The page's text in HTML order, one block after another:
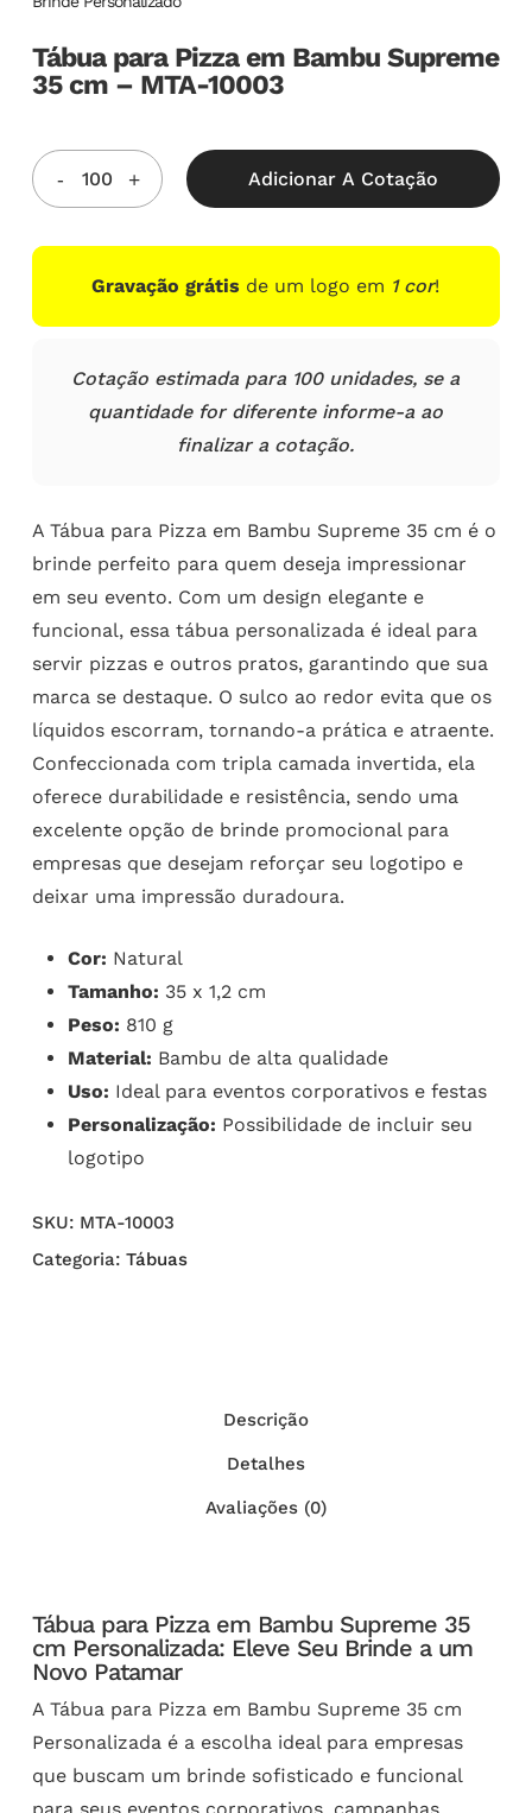
Tábua para Pizza em Bambu Supreme
35 cm – MTA-10003
Adicionar A Cotação
Gravação grátis de um logo em 1 cor!
Cotação estimada para 100 unidades, se a
quantidade for diferente informe-a ao
finalizar a cotação.
A Tábua para Pizza em Bambu Supreme 35 cm é o
brinde perfeito para quem deseja impressionar
em seu evento. Com um design elegante e
funcional, essa tábua personalizada é ideal para
servir pizzas e outros pratos, garantindo que sua
marca se destaque. O sulco ao redor evita que os
líquidos escorram, tornando-a prática e atraente.
Confeccionada com tripla camada invertida, ela
oferece durabilidade e resistência, sendo uma
excelente opção de brinde promocional para
empresas que desejam reforçar seu logotipo e
deixar uma impressão duradoura.
Cor: Natural
Tamanho: 35 x 1,2 cm
Peso: 810 g
Material: Bambu de alta qualidade
Uso: Ideal para eventos corporativos e festas
Personalização: Possibilidade de incluir seu
logotipo
SKU: MTA-10003
Categoria: Tábuas
Descrição
Detalhes
Avaliações (0)
Tábua para Pizza em Bambu Supreme 35
cm Personalizada: Eleve Seu Brinde a um
Novo Patamar
A Tábua para Pizza em Bambu Supreme 35 cm
Personalizada é a escolha ideal para empresas
que buscam um brinde sofisticado e funcional